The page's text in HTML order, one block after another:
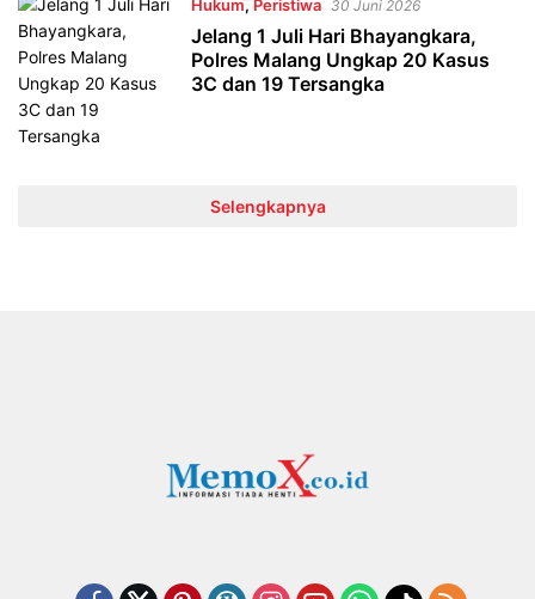
Hukum, Peristiwa 30 Juni 2026
Jelang 1 Juli Hari Bhayangkara,
Polres Malang Ungkap 20 Kasus
3C dan 19 Tersangka
Selengkapnya